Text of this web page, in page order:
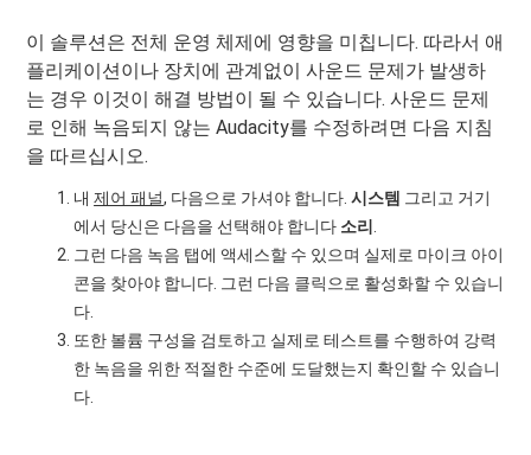
이 솔루션은 전체 운영 체제에 영향을 미칩니다. 따라서 애
플리케이션이나 장치에 관계없이 사운드 문제가 발생하
는 경우 이것이 해결 방법이 될 수 있습니다. 사운드 문제
로 인해 녹음되지 않는 Audacity를 수정하려면 다음 지침
을 따르십시오.
내제어 패널, 다음으로 가셔야 합니다.시스템 그리고 거기
에서 당신은 다음을 선택해야 합니다 소리 .
그런 다음 녹음 탭에 액세스할 수 있으며 실제로 마이크 아이
콘을 찾아야 합니다. 그런 다음 클릭으로 활성화할 수 있습니
다.
또한 볼륨 구성을 검토하고 실제로 테스트를 수행하여 강력
한 녹음을 위한 적절한 수준에 도달했는지 확인할 수 있습니
다.